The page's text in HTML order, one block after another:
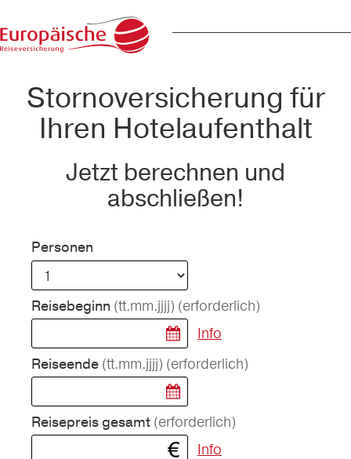
Stornoversicherung für
Ihren Hotelaufenthalt
Jetzt berechnen und
abschließen!
Personen
Reisebeginn (tt.mm.jjjj) (erforderlich)
Info
Reiseende (tt.mm.jjjj) (erforderlich)
Reisepreis gesamt (erforderlich)
Info